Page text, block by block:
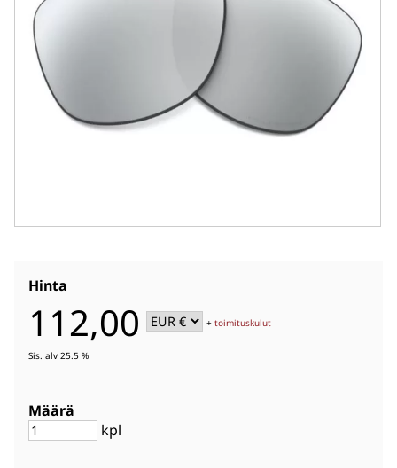
Hinta
112,00 +toimituskulut
Sis. alv 25.5 %
Määrä
kpl